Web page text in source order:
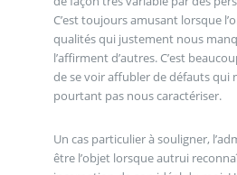
C’est toujours amusant lorsque
qualités qui justement nous
l’affirment d’autres. C’est
de se voir affubler de défauts qui
pourtant pas nous caractériser.
Un cas particulier à souligner,
être l’objet lorsque autrui